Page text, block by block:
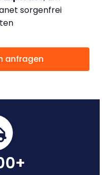
sorgenfrei
anfragen